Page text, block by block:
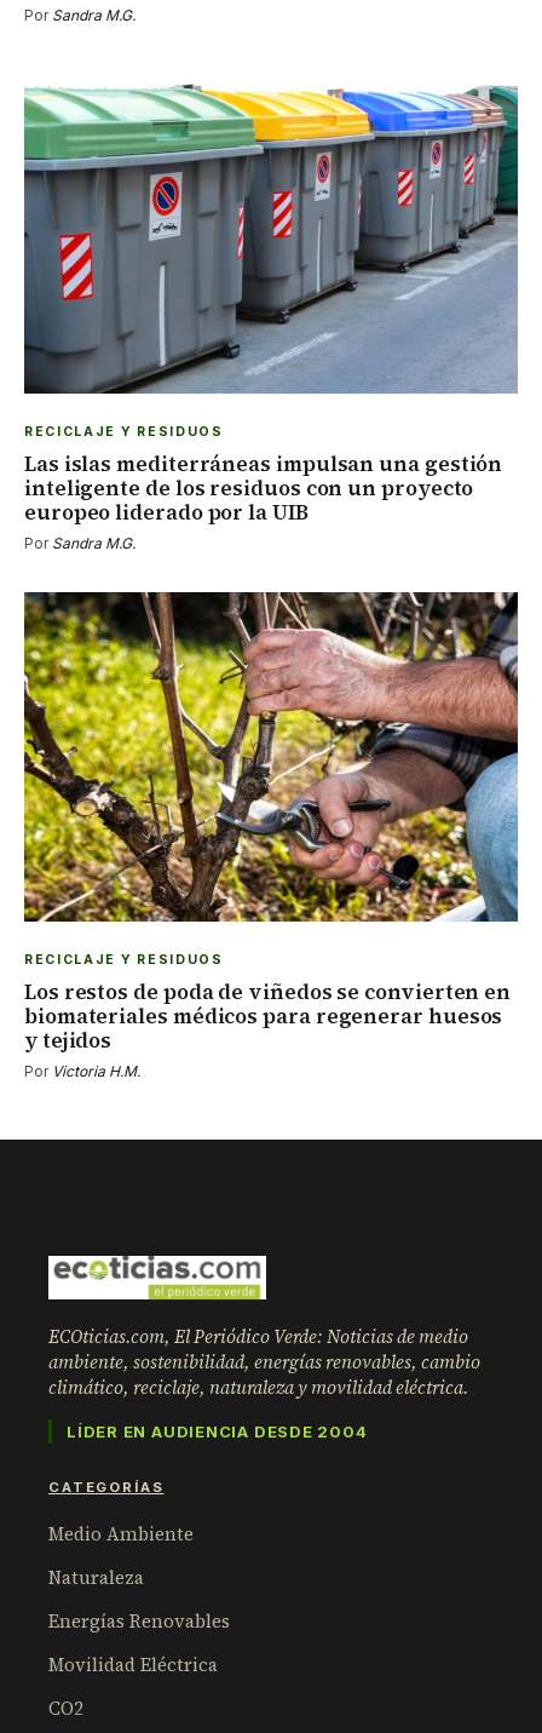
Por Sandra M.G.
RECICLAJE Y RESIDUOS
Las islas mediterráneas impulsan una gestión
inteligente de los residuos con un proyecto
europeo liderado por la UIB
Por Sandra M.G.
RECICLAJE Y RESIDUOS
Los restos de poda de viñedos se convierten en
biomateriales médicos para regenerar huesos
y tejidos
Por Victoria H.M.
ECOticias.com, El Periódico Verde: Noticias de medio
ambiente, sostenibilidad, energías renovables, cambio
climático, reciclaje, naturaleza y movilidad eléctrica.
LÍDER EN AUDIENCIA DESDE 2004
CATEGORÍAS
Medio Ambiente
Naturaleza
Energías Renovables
Movilidad Eléctrica
CO2